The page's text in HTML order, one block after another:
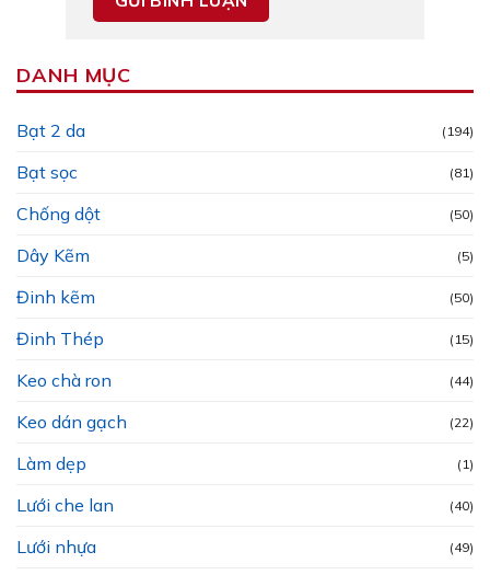
DANH MỤC
Bạt 2 da (194)
Bạt sọc (81)
Chống dột (50)
Dây Kẽm (5)
Đinh kẽm (50)
Đinh Thép (15)
Keo chà ron (44)
Keo dán gạch (22)
Làm dẹp (1)
Lưới che lan (40)
Lưới nhựa (49)